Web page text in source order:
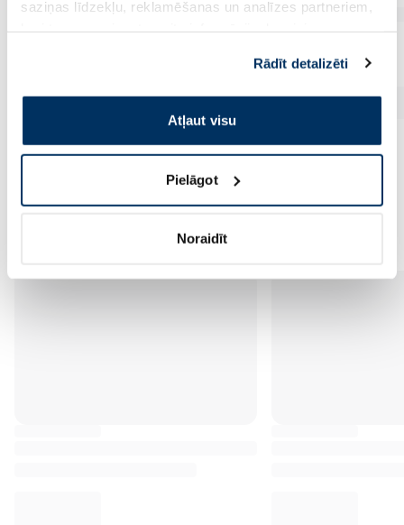
saziņas līdzekļu, reklamēšanas un analīzes partneriem,
pakalpojumus. Ja piekrītat šo papildu sīkdatņu
izmantošanai, lūdzu, atzīmējiet savu izvēli:
Rādīt detalizēti
Atļaut visu
Pielāgot
Noraidīt
Vēl no šī zīmola